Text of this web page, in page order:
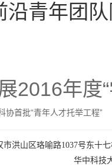
沿青年团
2016年度
协首批“青年人才托举工程”
市洪山区珞喻路1037号东十
华中科技